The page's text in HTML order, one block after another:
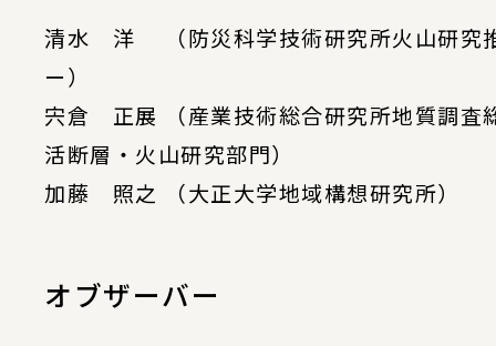
清水 洋 （防災科学技術研究所火山研究
ー）
宍倉 正展 （産業技術総合研究所地質調査
活断層・火山研究部門）
加藤 照之 （大正大学地域構想研究所）
オブザーバー